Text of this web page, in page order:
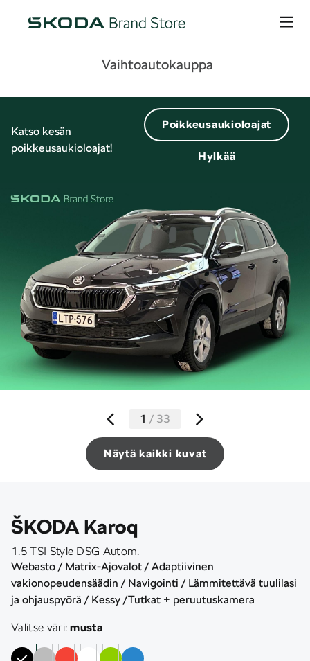
Vaihtoautokauppa
Katso kesän
poikkeusaukioloajat!
Poikkeusaukioloajat
Hylkää
Näytä kaikki kuvat
1 / 33
ŠKODA Karoq
1.5 TSI Style DSG Autom.
Webasto / Matrix-Ajovalot / Adaptiivinen
vakionopeudensäädin / Navigointi / Lämmitettävä tuulilasi
ja ohjauspyörä / Kessy /Tutkat + peruutuskamera
Valitse väri:musta